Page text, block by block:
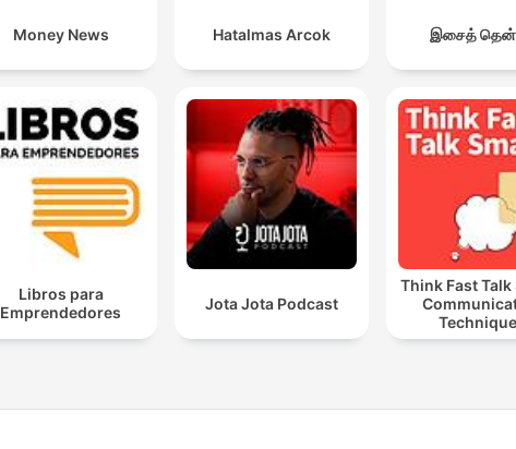
Money News Hatalmas Arcok இசைத்
Libros para
Emprendedores
Jota Jota Podcast
Think Fast Talk